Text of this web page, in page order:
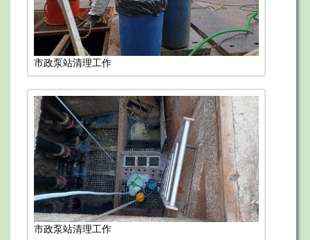
市政泵站清理工作
市政泵站清理工作